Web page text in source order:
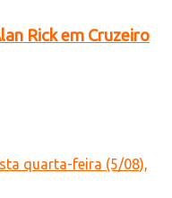
Rick em Cruzeiro